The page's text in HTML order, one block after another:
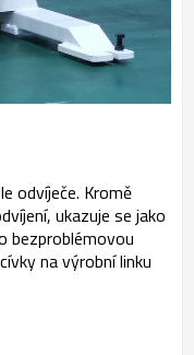
odvíječe. Kromě
ukazuje se jako
bezproblémovou
na výrobní linku